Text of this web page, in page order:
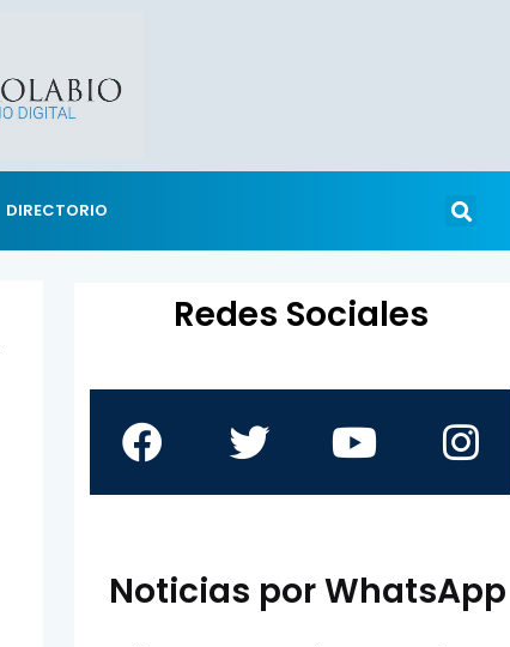
DIRECTORIO
Redes Sociales
Noticias por WhatsApp